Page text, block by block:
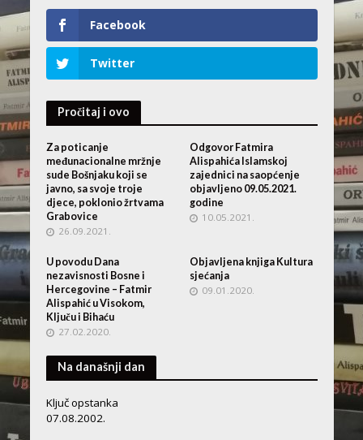
Facebook
Twitter
Pročitaj i ovo
Za poticanje
međunacionalne mržnje
sude Bošnjaku koji se
javno, sa svoje troje
djece, poklonio žrtvama
Grabovice
26.09.2021.
Odgovor Fatmira
Alispahića Islamskoj
zajednici na saopćenje
objavljeno 09.05.2021.
godine
10.05.2021.
U povodu Dana
nezavisnosti Bosne i
Hercegovine – Fatmir
Alispahić u Visokom,
Ključu i Bihaću
27.02.2020.
Objavljena knjiga Kultura
sjećanja
09.01.2020.
Na današnji dan
Ključ opstanka
07.08.2002.